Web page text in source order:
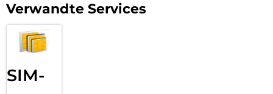
Verwandte Services
SIM-